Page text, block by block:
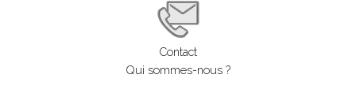
Contact
Qui sommes-nous ?